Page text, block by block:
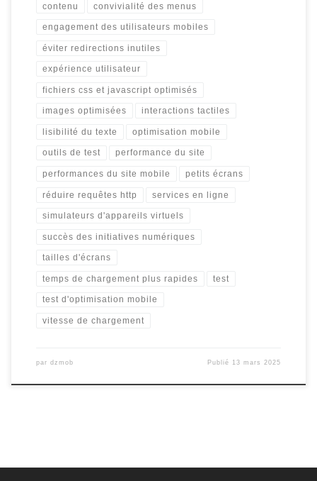
contenu convivialité des menus
engagement des utilisateurs mobiles
éviter redirections inutiles
expérience utilisateur
fichiers css et javascript optimisés
images optimisées interactions tactiles
lisibilité du texte optimisation mobile
outils de test performance du site
performances du site mobile petits écrans
réduire requêtes http services en ligne
simulateurs d'appareils virtuels
succès des initiatives numériques
tailles d'écrans
temps de chargement plus rapides test
test d'optimisation mobile
vitesse de chargement
par dzmob Publié 13 mars 2025